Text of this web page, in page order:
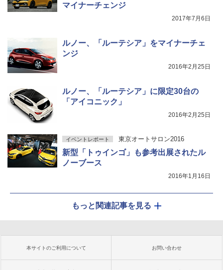
マイナーチェンジ
2017年7月6日
ルノー、「ルーテシア」をマイナーチェ
ンジ
2016年2月25日
ルノー、「ルーテシア」に限定30台の
「アイコニック」
2016年2月25日
イベントレポート 東京オートサロン2016
新型「トゥインゴ」も参考出展されたル
ノーブース
2016年1月16日
もっと関連記事を見る
本サイトのご利用について お問い合わせ